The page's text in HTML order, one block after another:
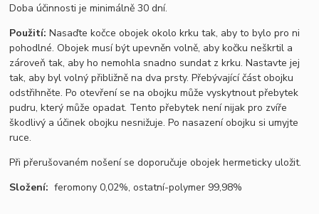
Doba účinnosti je minimálně 30 dní.
Použití: Nasaďte kočce obojek okolo krku tak, aby to bylo pro ni
pohodlné. Obojek musí být upevněn volně, aby kočku neškrtil a
zároveň tak, aby ho nemohla snadno sundat z krku. Nastavte jej
tak, aby byl volný přibližně na dva prsty. Přebývající část obojku
odstřihněte. Po otevření se na obojku může vyskytnout přebytek
pudru, který může opadat. Tento přebytek není nijak pro zvíře
škodlivý a účinek obojku nesnižuje. Po nasazení obojku si umyjte
ruce.
Při přerušovaném nošení se doporučuje obojek hermeticky uložit.
Složení: feromony 0,02%, ostatní-polymer 99,98%